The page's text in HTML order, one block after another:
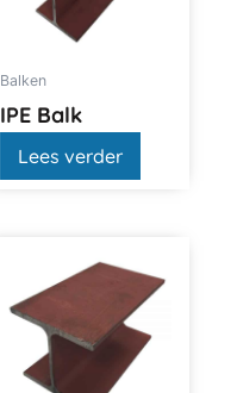
Balken
IPE Balk
Lees verder